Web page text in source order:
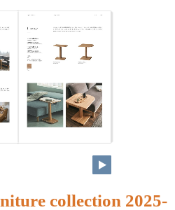
collection 2025-